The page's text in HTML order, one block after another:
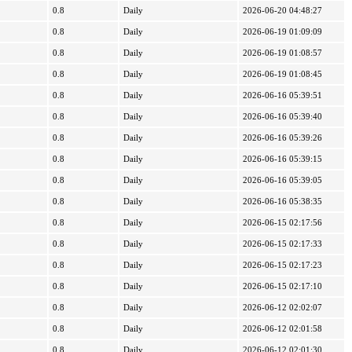
0.8 Daily 2026-06-20 04:48:27
0.8 Daily 2026-06-19 01:09:09
0.8 Daily 2026-06-19 01:08:57
0.8 Daily 2026-06-19 01:08:45
0.8 Daily 2026-06-16 05:39:51
0.8 Daily 2026-06-16 05:39:40
0.8 Daily 2026-06-16 05:39:26
0.8 Daily 2026-06-16 05:39:15
0.8 Daily 2026-06-16 05:39:05
0.8 Daily 2026-06-16 05:38:35
0.8 Daily 2026-06-15 02:17:56
0.8 Daily 2026-06-15 02:17:33
0.8 Daily 2026-06-15 02:17:23
0.8 Daily 2026-06-15 02:17:10
0.8 Daily 2026-06-12 02:02:07
0.8 Daily 2026-06-12 02:01:58
0.8 Daily 2026-06-12 02:01:30